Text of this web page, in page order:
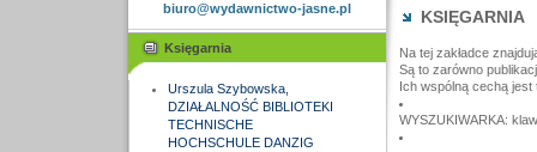
biuro@wydawnictwo-jasne.pl
Księgarnia
Urszula Szybowska,
DZIAŁALNOŚĆ BIBLIOTEKI
TECHNISCHE
HOCHSCHULE DANZIG
KSIĘGARNIA
Na tej zakładce
Są to zarówno
Ich wspólną cechą
WYSZUKIWARKA: